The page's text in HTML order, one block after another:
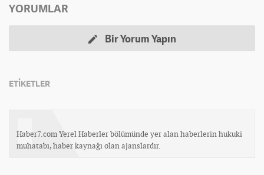
YORUMLAR
Bir Yorum Yapın
ETİKETLER
Haber7.com Yerel Haberler bölümünde yer alan haberlerin hukuki
muhatabı, haber kaynağı olan ajanslardır.